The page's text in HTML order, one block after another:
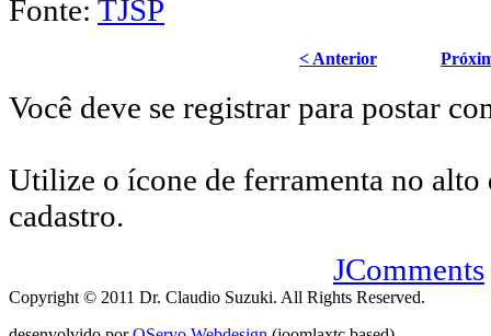
Fonte: TJSP
< Anterior
Você deve se registrar para postar
Utilize o ícone de ferramenta no alto
cadastro.
JComments
Copyright © 2011 Dr. Claudio Suzuki. All Rights Reserved.